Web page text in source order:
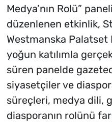
Medya’nın Rolü”
düzenlenen etkinlik,
Westmanska Palatset
yoğun katılımla
süren panelde
siyasetçiler ve
süreçleri, medya dili,
diasporanın rolünü